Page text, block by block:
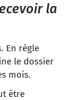
la
En règle
le dossier
mois.
être